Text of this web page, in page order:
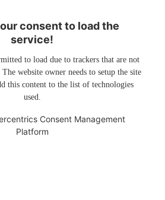
consent to load the
service!
to load due to trackers that are not
website owner needs to setup the site
this content to the list of technologies
used.
Consent Management
Platform